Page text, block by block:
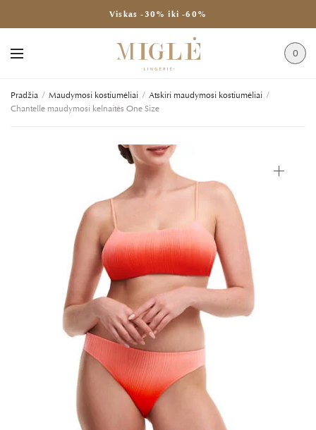
Viskas -30% iki -60%
0
Pradžia / Maudymosi kostiumėliai / Atskiri maudymosi kostiumėliai /
Chantelle maudymosi kelnaitės One Size